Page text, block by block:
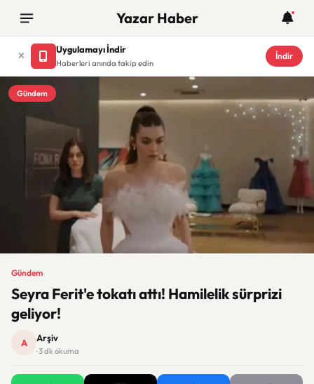
Yazar Haber
Uygulamayı İndir
Haberleri anında takip edin
İndir
Gündem
Gündem
Seyra Ferit'e tokatı attı! Hamilelik sürprizi
geliyor!
A Arşiv
· 3 dk okuma